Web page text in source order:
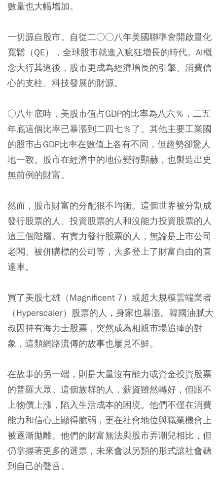
數量也大幅增加。
一切源自股市。自從二○○八年美國聯準會開啟量化
寬鬆（QE），全球股市就進入瘋狂增長的時代。AI概
念大行其道後，股市更成為經濟增長的引擎、消費信
心的支柱、科技發展的財源。
○八年底時，美股市值占GDP的比率為八六％，二五
年底這個比率已暴漲到二四七％了。其他主要工業國
的股市占GDP比率在數值上各有不同，但趨勢卻驚人
地一致。股市在經濟中的地位變得顯赫，也製造出史
無前例的財富。
然而，股市財富的分配很不均衡。這個世界被分割成
發行股票的人、投資股票的人和沒能力投資股票的人
這三個階層。有實力發行股票的人，無論是上市公司
老闆、被併購標的公司等，大多登上了財富自由的直
達車。
買了美股七雄（Magnificent 7）或超大規模雲端業者
（Hyperscaler）股票的人，身家也暴漲。韓國油膩大
叔因持有海力士股票，突然成為相親市場追捧的對
象，這類網路流傳的故事也屢見不鮮。
在故事的另一端，則是大量沒有能力或資金投資股票
的普羅大眾。這個族群的人，薪資雖然轉好，但跟不
上物價上漲，陷入生活成本的困境。他們不僅在消費
能力和信心上顯得脆弱，更在社會地位與職業機會上
被逐漸拋離。他們的財富無法與股市弄潮兒相比，但
仍掌握著更多的選票，未來會以另類的形式讓社會聽
到自己的聲音。